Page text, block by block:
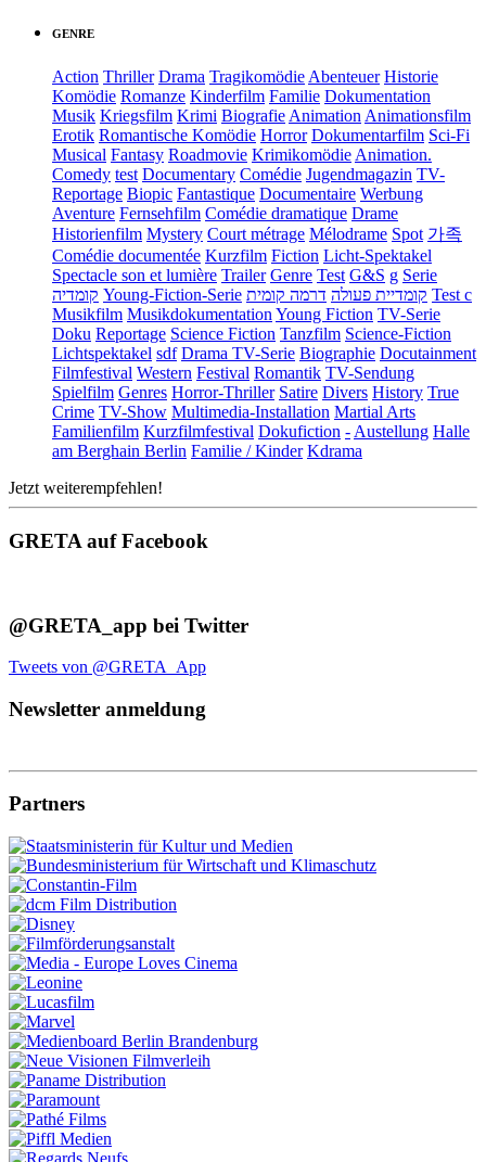
GENRE
Action Thriller Drama TragikomödieAbenteuer Historie
Komödie Romanze Kinderfilm Familie Dokumentation
Musik Kriegsfilm Krimi BiografieAnimationAnimationsfilm
Erotik Romantische Komödie Horror Dokumentarfilm Sci-Fi
Musical Fantasy Roadmovie KrimikomödieAnimation.
Comedy test Documentary Comédie Jugendmagazin TV-
Reportage Biopic Fantastique Documentaire Werbung
Aventure Fernsehfilm Comédie dramatique Drame
Historienfilm Mystery Court métrage Mélodrame Spot 가족
Comédie documentée Kurzfilm Fiction Licht-Spektakel
Spectacle son et lumière Trailer Genre Test G&S g Serie
קומדיה Young-Fiction-Serie קומדיית פעולה דרמה קומית
Test c
Musikfilm MusikdokumentationYoung Fiction TV-Serie
Doku Reportage Science Fiction Tanzfilm Science-Fiction
Lichtspektakel sdf Drama TV-Serie Biographie Docutainment
Filmfestival Western Festival Romantik TV-Sendung
Spielfilm Genres Horror-Thriller Satire Divers History True
Crime TV-Show Multimedia-Installation Martial Arts
Familienfilm Kurzfilmfestival Dokufiction -Austellung Halle
am Berghain Berlin Familie / Kinder Kdrama
Jetzt weiterempfehlen!
GRETA auf Facebook
@GRETA_app bei Twitter
Tweets von @GRETA_App
Newsletter anmeldung
Partners